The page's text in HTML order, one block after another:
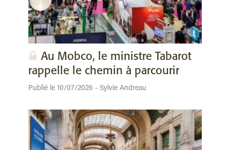
Au Mobco, le ministre Tabarot
rappelle le chemin à parcourir
Publié le 10/07/2026 - Sylvie Andreau